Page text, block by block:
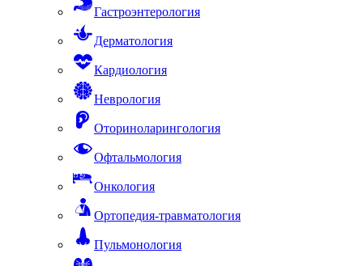
Гастроэнтерология
Дерматология
Кардиология
Неврология
Оториноларингология
Офтальмология
Онкология
Ортопедия-травматология
Пульмонология